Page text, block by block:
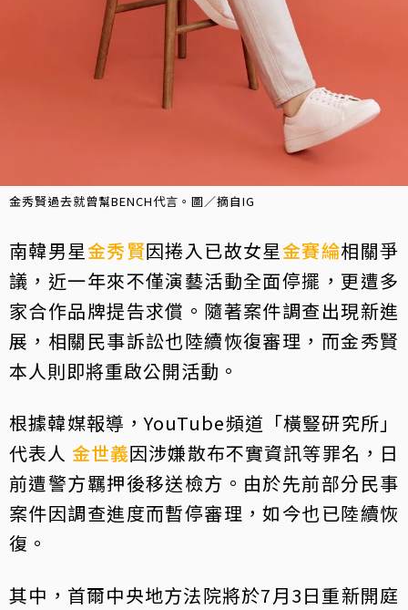
金秀賢過去就曾幫BENCH代言。圖／摘自IG
南韓男星金秀賢因捲入已故女星金賽綸相關爭
議，近一年來不僅演藝活動全面停擺，更遭多
家合作品牌提告求償。隨著案件調查出現新進
展，相關民事訴訟也陸續恢復審理，而金秀賢
本人則即將重啟公開活動。
根據韓媒報導，YouTube頻道「橫豎研究所」
代表人 金世義因涉嫌散布不實資訊等罪名，日
前遭警方羈押後移送檢方。由於先前部分民事
案件因調查進度而暫停審理，如今也已陸續恢
復。
其中，首爾中央地方法院將於7月3日重新開庭